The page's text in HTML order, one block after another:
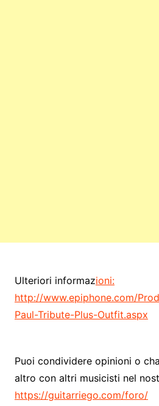
Ulteriori informazioni:
http://www.epiphone.com/
Paul-Tribute-Plus-Outfit.aspx
Puoi condividere opinioni o
altro con altri musicisti nel
https://guitarriego.com/foro/